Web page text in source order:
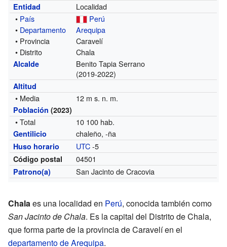
Entidad
Localidad
• País
Perú
• Departamento
Arequipa
• Provincia
Caravelí
• Distrito
Chala
Alcalde
Benito Tapia Serrano
(2019-2022)
Altitud
• Media 12 m s. n. m.
Población (2023)
• Total 10 100 hab.
Gentilicio chaleño, -ña
Huso horario UTC-5
Código postal 04501
Patrono(a) San Jacinto de Cracovia
Chalaes una localidad en Perú, conocida también como
San Jacinto de Chala. Es la capital del Distrito de Chala,
que forma parte de la provincia de Caravelí en el
departamento de Arequipa.